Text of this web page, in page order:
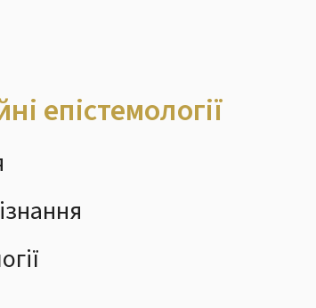
епістемології